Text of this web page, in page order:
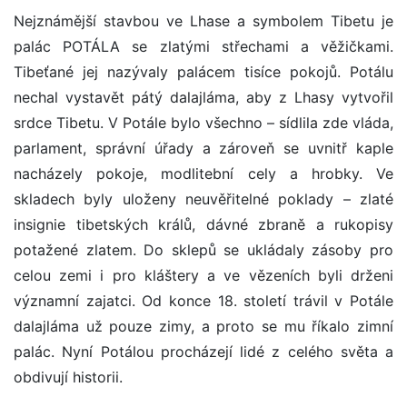
Nejznámější stavbou ve Lhase a symbolem Tibetu je
palác POTÁLA se zlatými střechami a věžičkami.
Tibeťané jej nazývaly palácem tisíce pokojů. Potálu
nechal vystavět pátý dalajláma, aby z Lhasy vytvořil
srdce Tibetu. V Potále bylo všechno – sídlila zde vláda,
parlament, správní úřady a zároveň se uvnitř kaple
nacházely pokoje, modlitební cely a hrobky. Ve
skladech byly uloženy neuvěřitelné poklady – zlaté
insignie tibetských králů, dávné zbraně a rukopisy
potažené zlatem. Do sklepů se ukládaly zásoby pro
celou zemi i pro kláštery a ve vězeních byli drženi
významní zajatci. Od konce 18. století trávil v Potále
dalajláma už pouze zimy, a proto se mu říkalo zimní
palác. Nyní Potálou procházejí lidé z celého světa a
obdivují historii.